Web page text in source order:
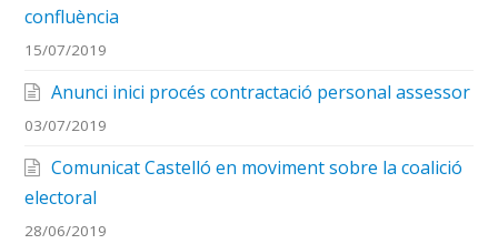
confluència
15/07/2019
Anunci inici procés contractació personal assessor
03/07/2019
Comunicat Castelló en moviment sobre la coalició
electoral
28/06/2019